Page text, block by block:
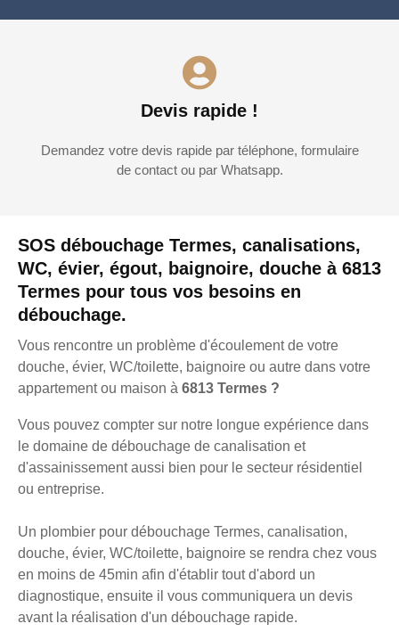
SOS débouchage Termes, canalisations,
WC, évier, égout, baignoire, douche à 6813
Termes pour tous vos besoins en
débouchage.
Vous rencontre un problème d'écoulement de votre
douche, évier, WC/toilette, baignoire ou autre dans votre
appartement ou maison à 6813 Termes ?
Vous pouvez compter sur notre longue expérience dans
le domaine de débouchage de canalisation et
d'assainissement aussi bien pour le secteur résidentiel
ou entreprise.
Un plombier pour débouchage Termes, canalisation,
douche, évier, WC/toilette, baignoire se rendra chez vous
en moins de 45min afin d'établir tout d'abord un
diagnostique, ensuite il vous communiquera un devis
avant la réalisation d'un débouchage rapide.
Devis rapide !
Demandez votre devis rapide par téléphone, formulaire
de contact ou par Whatsapp.